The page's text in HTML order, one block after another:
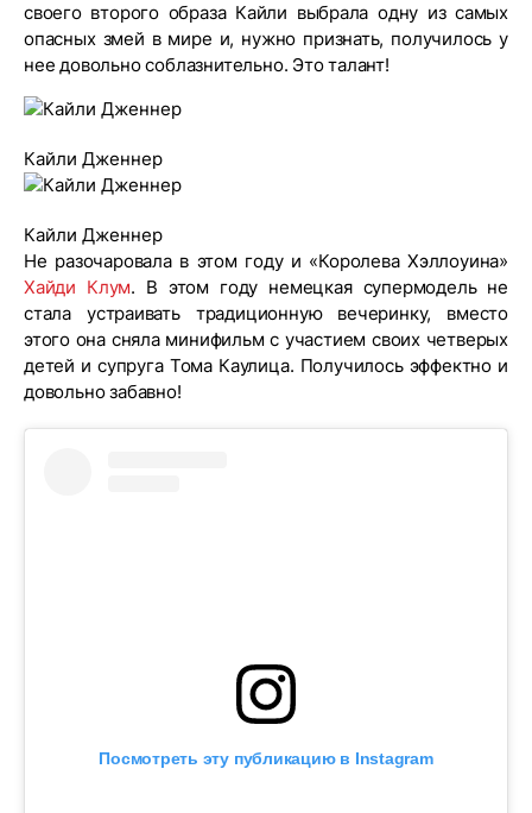
своего второго образа Кайли выбрала одну из самых
опасных змей в мире и, нужно признать, получилось у
нее довольно соблазнительно. Это талант!
Кайли Дженнер
Кайли Дженнер
Не разочаровала в этом году и «Королева Хэллоуина»
Хайди Клум. В этом году немецкая супермодель не
стала устраивать традиционную вечеринку, вместо
этого она сняла минифильм с участием своих четверых
детей и супруга Тома Каулица. Получилось эффектно и
довольно забавно!
Посмотреть эту публикацию в Instagram